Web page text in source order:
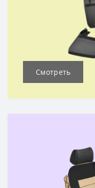
Смотреть